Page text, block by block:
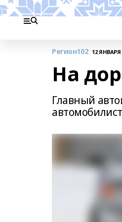
Регион102 12 ЯНВАРЯ
На
Главный